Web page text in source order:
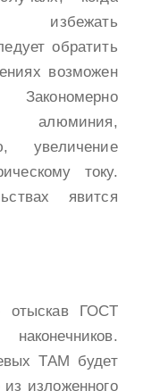
избежать
обратить
возможен
увеличение
току.
явится
отыскав ГОСТ
ТАМ будет
изложенного